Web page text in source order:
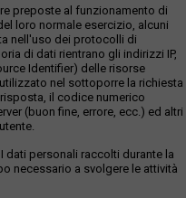
preposte al funzionamento di
loro normale esercizio, alcuni
nell'uso dei protocolli di
di dati rientrano gli indirizzi IP,
Identifier) delle risorse
nel sottoporre la richiesta
il codice numerico
(buon fine, errore, ecc.) ed altri
dati personali raccolti durante la
necessario a svolgere le attività